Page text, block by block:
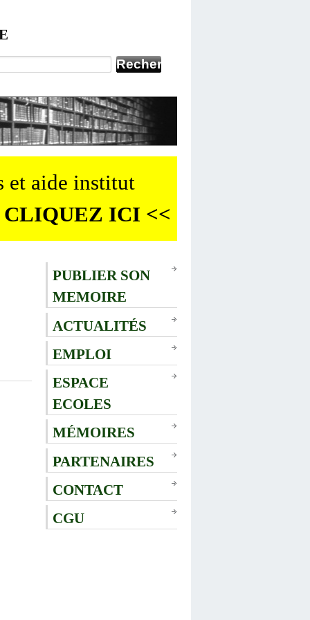
et aide institut
CLIQUEZ ICI <<
PUBLIER SON
MEMOIRE
ACTUALITÉS
EMPLOI
ESPACE
ECOLES
MÉMOIRES
PARTENAIRES
CONTACT
CGU